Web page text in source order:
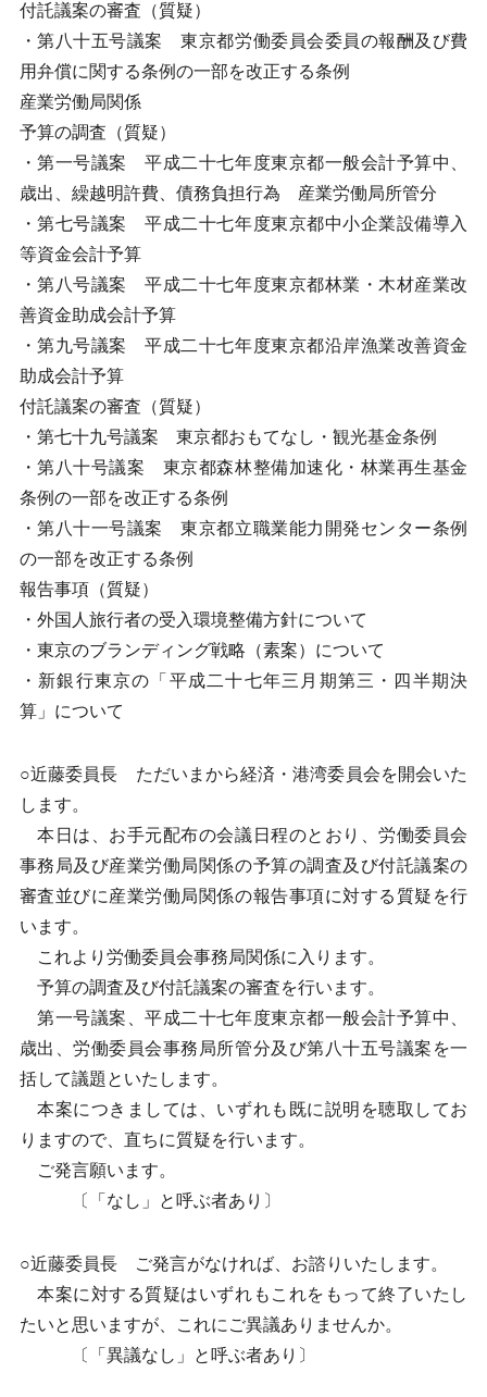
付託議案の審査（質疑）
・第八十五号議案 東京都労働委員会委員の報酬及び費
用弁償に関する条例の一部を改正する条例
産業労働局関係
予算の調査（質疑）
・第一号議案 平成二十七年度東京都一般会計予算中、
歳出、繰越明許費、債務負担行為 産業労働局所管分
・第七号議案 平成二十七年度東京都中小企業設備導入
等資金会計予算
・第八号議案 平成二十七年度東京都林業・木材産業改
善資金助成会計予算
・第九号議案 平成二十七年度東京都沿岸漁業改善資金
助成会計予算
付託議案の審査（質疑）
・第七十九号議案 東京都おもてなし・観光基金条例
・第八十号議案 東京都森林整備加速化・林業再生基金
条例の一部を改正する条例
・第八十一号議案 東京都立職業能力開発センター条例
の一部を改正する条例
報告事項（質疑）
・外国人旅行者の受入環境整備方針について
・東京のブランディング戦略（素案）について
・新銀行東京の「平成二十七年三月期第三・四半期決
算」について
○近藤委員長 ただいまから経済・港湾委員会を開会いた
します。
本日は、お手元配布の会議日程のとおり、労働委員会
事務局及び産業労働局関係の予算の調査及び付託議案の
審査並びに産業労働局関係の報告事項に対する質疑を行
います。
これより労働委員会事務局関係に入ります。
予算の調査及び付託議案の審査を行います。
第一号議案、平成二十七年度東京都一般会計予算中、
歳出、労働委員会事務局所管分及び第八十五号議案を一
括して議題といたします。
本案につきましては、いずれも既に説明を聴取してお
りますので、直ちに質疑を行います。
ご発言願います。
〔「なし」と呼ぶ者あり〕
○近藤委員長 ご発言がなければ、お諮りいたします。
本案に対する質疑はいずれもこれをもって終了いたし
たいと思いますが、これにご異議ありませんか。
〔「異議なし」と呼ぶ者あり〕